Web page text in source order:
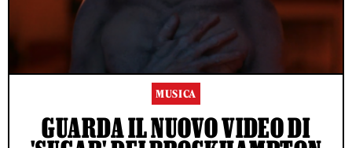
MUSICA
GUARDA IL NUOVO VIDEO DI